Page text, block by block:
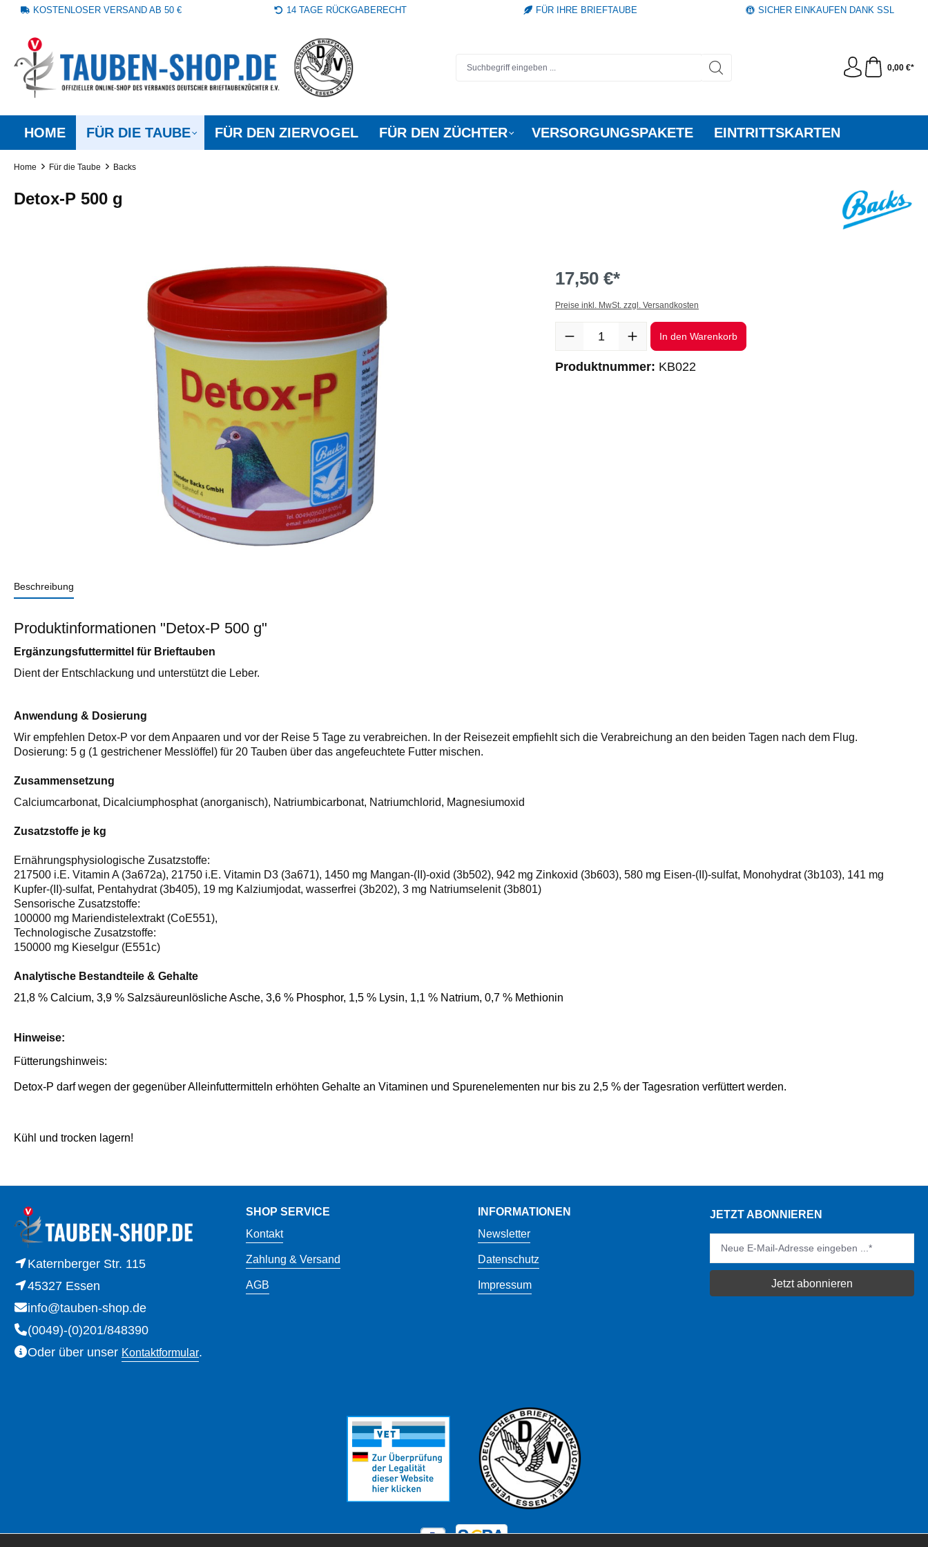
Zur Hauptnavigation springen
KOSTENLOSER VERSAND AB 50 € 14 TAGE RÜCKGABERECHT FÜR IHRE BRIEFTAUBE SICHER EINKAUFEN DANK SSL
0,00 €*
HOME FÜR DIE TAUBE FÜR DEN ZIERVOGEL FÜR DEN ZÜCHTER VERSORGUNGSPAKETE EINTRITTSKARTEN
Home Für die Taube Backs
Detox-P 500 g
17,50 €*
Preise inkl. MwSt. zzgl. Versandkosten
Produkt Anzahl: Gib den gewünschten Wert ein oder benutze die Schaltflächen
In den Warenkorb
Produktnummer: KB022
Beschreibung
Produktinformationen "Detox-P 500 g"
Ergänzungsfuttermittel für Brieftauben
Dient der Entschlackung und unterstützt die Leber.
Anwendung & Dosierung
Wir empfehlen Detox-P vor dem Anpaaren und vor der Reise 5 Tage zu verabreichen. In der Reisezeit empfiehlt sich die Verabreichung an den beiden Tagen nach dem Flug.
Dosierung: 5 g (1 gestrichener Messlöffel) für 20 Tauben über das angefeuchtete Futter mischen.
Zusammensetzung
Calciumcarbonat, Dicalciumphosphat (anorganisch), Natriumbicarbonat, Natriumchlorid, Magnesiumoxid
Zusatzstoffe je kg
Ernährungsphysiologische Zusatzstoffe:
217500 i.E. Vitamin A (3a672a), 21750 i.E. Vitamin D3 (3a671), 1450 mg Mangan-(II)-oxid (3b502), 942 mg Zinkoxid (3b603), 580 mg Eisen-(II)-sulfat, Monohydrat (3b103), 141 mg
Kupfer-(II)-sulfat, Pentahydrat (3b405), 19 mg Kalziumjodat, wasserfrei (3b202), 3 mg Natriumselenit (3b801)
Sensorische Zusatzstoffe:
100000 mg Mariendistelextrakt (CoE551),
Technologische Zusatzstoffe:
150000 mg Kieselgur (E551c)
Analytische Bestandteile & Gehalte
21,8 % Calcium, 3,9 % Salzsäureunlösliche Asche, 3,6 % Phosphor, 1,5 % Lysin, 1,1 % Natrium, 0,7 % Methionin
Hinweise:
Fütterungshinweis:
Detox-P darf wegen der gegenüber Alleinfuttermitteln erhöhten Gehalte an Vitaminen und Spurenelementen nur bis zu 2,5 % der Tagesration verfüttert werden.
Kühl und trocken lagern!
Katernberger Str. 115
45327 Essen
info@tauben-shop.de
(0049)-(0)201/848390
Oder über unser Kontaktformular.
SHOP SERVICE
Kontakt
Zahlung & Versand
AGB
INFORMATIONEN
Newsletter
Datenschutz
Impressum
JETZT ABONNIEREN
Jetzt abonnieren